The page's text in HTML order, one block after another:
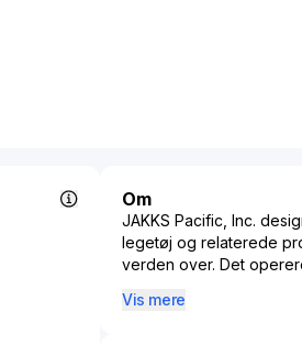
Om
JAKKS Pacific, Inc.
legetøj og relaterede
verden over. Det
legetøjsbiler og
Vis mere